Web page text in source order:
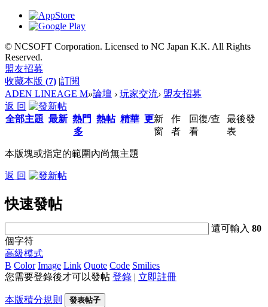
© NCSOFT Corporation. Licensed to NC Japan K.K. All Rights
Reserved.
盟友招募
收藏本版 (7) |訂閱
ADEN LINEAGE M»論壇 › 玩家交流› 盟友招募
返 回
全部主題 最新 熱門 熱帖 精華 更
多
新
窗
作
者
回復/查
看
最後發
表
本版塊或指定的範圍內尚無主題
返 回
快速發帖
還可輸入80
個字符
高級模式
B Color Image Link Quote Code Smilies
您需要登錄後才可以發帖 登錄 | 立即註冊
本版積分規則 發表帖子